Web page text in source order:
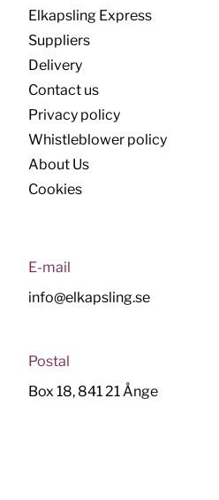
Elkapsling Express
Suppliers
Delivery
Contact us
Privacy policy
Whistleblower policy
About Us
Cookies
E-mail
info@elkapsling.se
Postal
Box 18, 841 21 Ånge